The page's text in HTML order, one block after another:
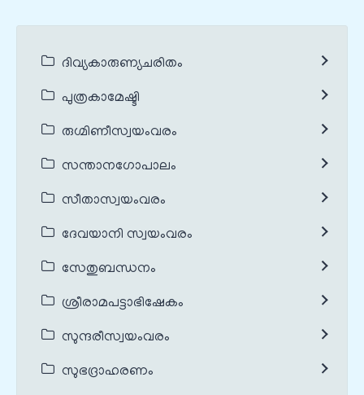
ദിവ്യകാരുണ്യചരിതം
പുത്രകാമേഷ്ടി
രുഗ്മിണീസ്വയംവരം
സന്താനഗോപാലം
സീതാസ്വയംവരം
ദേവയാനി സ്വയംവരം
സേതുബന്ധനം
ശ്രീരാമപട്ടാഭിഷേകം
സുന്ദരീസ്വയംവരം
സുഭദ്രാഹരണം